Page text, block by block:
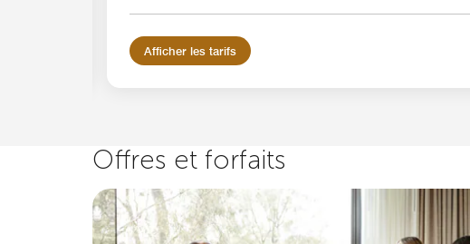
Afficher les tarifs
Offres et forfaits